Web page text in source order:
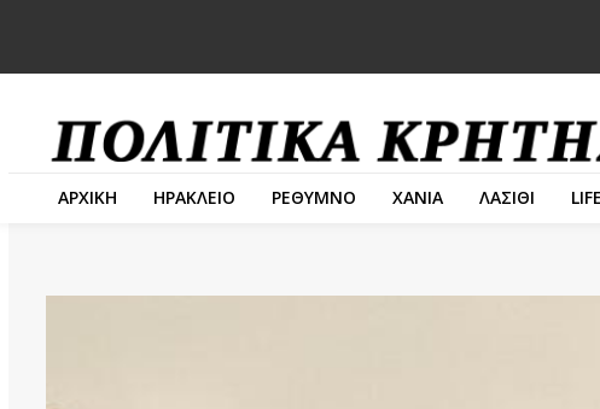
ΑΡΧΙΚΗ ΗΡΑΚΛΕΙΟ ΡΕΘΥΜΝΟ ΧΑΝΙΑ ΛΑΣΙΘΙ